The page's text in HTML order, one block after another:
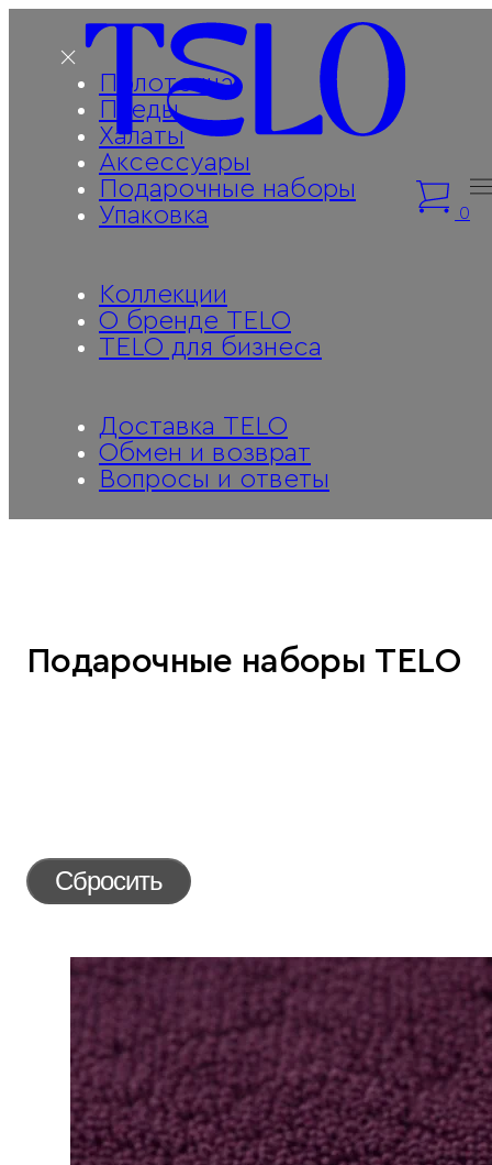
0
Полотенца
Пледы
Халаты
Аксессуары
Подарочные наборы
Упаковка
Коллекции
О бренде TELO
TELO для бизнеса
Доставка TELO
Обмен и возврат
Вопросы и ответы
Подарочные наборы TELO
Сбросить